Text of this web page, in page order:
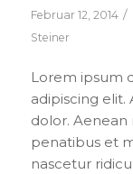
Februar 12, 2014 /
Steiner
Lorem ipsum
adipiscing
dolor. Aenean
penatibus et
nascetur